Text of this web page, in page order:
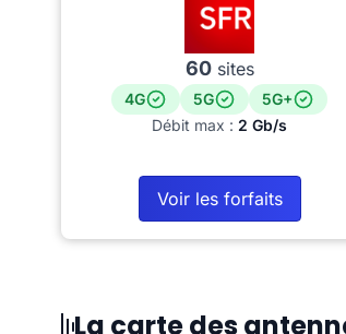
60sites
4G 5G
5G+
Débit max : 2 Gb/s
Voir les forfaits
La carte des